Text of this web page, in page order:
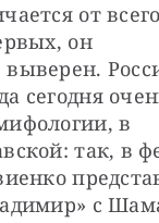
от
он
сегодня
в
так, в
с